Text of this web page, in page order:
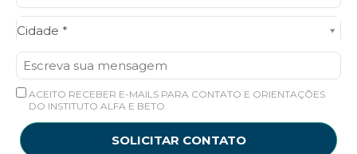
Cidade *
Cidade*
ACEITO RECEBER E-MAILS PARA CONTATO E ORIENTAÇÕES
DO INSTITUTO ALFA E BETO.
SOLICITAR CONTATO